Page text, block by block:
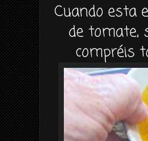
Cuando esta
de tomate,
compréis